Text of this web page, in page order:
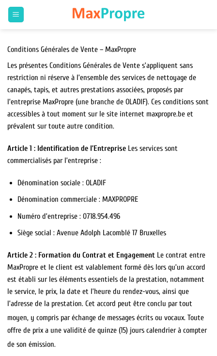
Passer
Conditions Générales de Vente – MaxPropre
Les présentes Conditions Générales de Vente s’appliquent sans
restriction ni réserve à l’ensemble des services de nettoyage de
canapés, tapis, et autres prestations associées, proposés par
l’entreprise MaxPropre (une branche de OLADIF). Ces conditions sont
accessibles à tout moment sur le site internet maxpropre.be et
prévalent sur toute autre condition.
Article 1 : Identification de l’Entreprise Les services sont
commercialisés par l’entreprise :
Dénomination sociale : OLADIF
Dénomination commerciale : MAXPROPRE
Numéro d’entreprise : 0718.954.496
Siège social : Avenue Adolph Lacomblé 17 Bruxelles
Article 2 : Formation du Contrat et Engagement Le contrat entre
MaxPropre et le client est valablement formé dès lors qu’un accord
est établi sur les éléments essentiels de la prestation, notamment
le service, le prix, la date et l’heure du rendez-vous, ainsi que
l’adresse de la prestation. Cet accord peut être conclu par tout
moyen, y compris par échange de messages écrits ou vocaux. Toute
offre de prix a une validité de quinze (15) jours calendrier à compter
de son émission.